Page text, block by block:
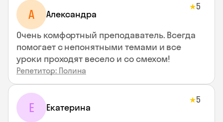
A Aлександра
★5
Очень комфортный преподаватель. Всегда
помогает с непонятными темами и все
уроки проходят весело и со смехом!
Репетитор: Полина
Е Екатерина
★5